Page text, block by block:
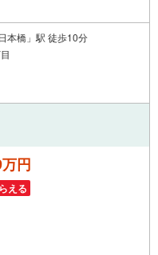
本橋」駅 徒歩10分
円
える